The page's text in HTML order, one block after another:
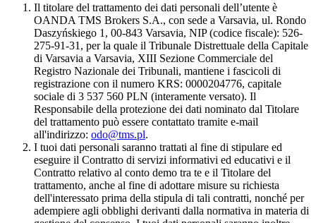
Il titolare del trattamento dei dati personali dell’utente è
OANDA TMS Brokers S.A., con sede a Varsavia, ul. Rondo
Daszyńskiego 1, 00-843 Varsavia, NIP (codice fiscale): 526-
275-91-31, per la quale il Tribunale Distrettuale della Capitale
di Varsavia a Varsavia, XIII Sezione Commerciale del
Registro Nazionale dei Tribunali, mantiene i fascicoli di
registrazione con il numero KRS: 0000204776, capitale
sociale di 3 537 560 PLN (interamente versato). Il
Responsabile della protezione dei dati nominato dal Titolare
del trattamento può essere contattato tramite e-mail
all'indirizzo: odo@tms.pl.
I tuoi dati personali saranno trattati al fine di stipulare ed
eseguire il Contratto di servizi informativi ed educativi e il
Contratto relativo al conto demo tra te e il Titolare del
trattamento, anche al fine di adottare misure su richiesta
dell'interessato prima della stipula di tali contratti, nonché per
adempiere agli obblighi derivanti dalla normativa in materia di